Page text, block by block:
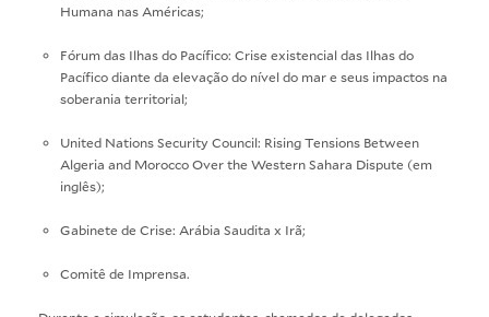
Humana nas Américas;
Fórum das Ilhas do Pacífico: Crise existencial das Ilhas do
Pacífico diante da elevação do nível do mar e seus impactos na
soberania territorial;
United Nations Security Council: Rising Tensions Between
Algeria and Morocco Over the Western Sahara Dispute (em
inglês);
Gabinete de Crise: Arábia Saudita x Irã;
Comitê de Imprensa.